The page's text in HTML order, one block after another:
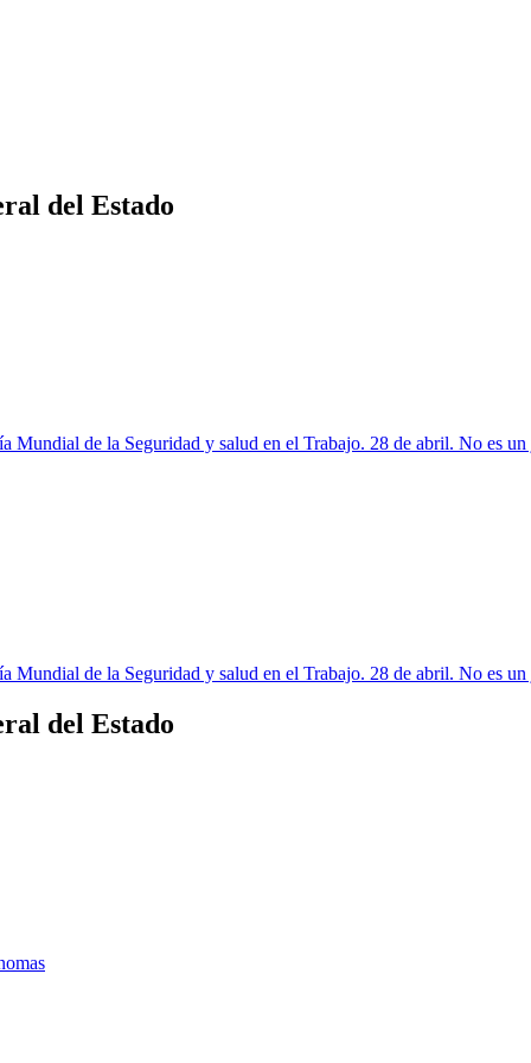
del Estado
Mundial de la Seguridad y salud en el Trabajo. 28 de abril. No es
Mundial de la Seguridad y salud en el Trabajo. 28 de abril. No es
del Estado